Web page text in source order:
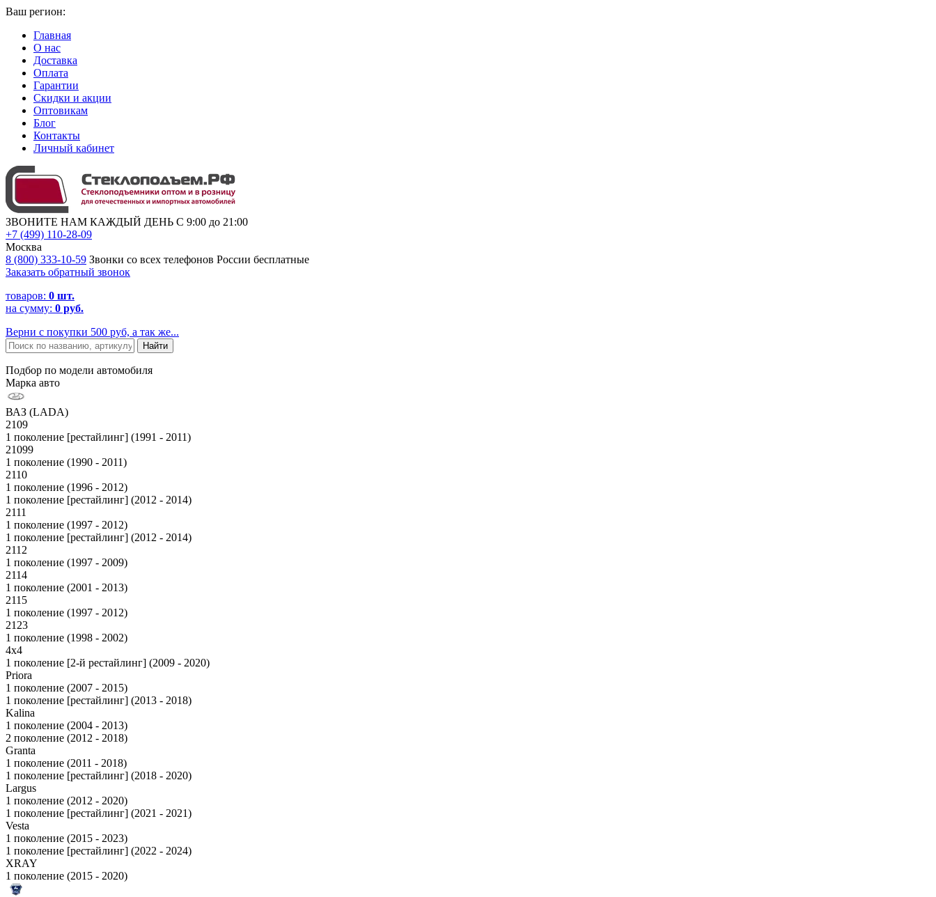
Ваш регион:
Главная
О нас
Доставка
Оплата
Гарантии
Скидки и акции
Оптовикам
Блог
Контакты
Личный кабинет
ЗВОНИТЕ НАМ КАЖДЫЙ ДЕНЬ С 9:00 до 21:00
+7 (499) 110-28-09
Москва
8 (800) 333-10-59 Звонки со всех телефонов России бесплатные
Заказать обратный звонок
товаров: 0 шт.
на сумму: 0 руб.
Верни с покупки 500 руб, а так же...
Подбор по модели автомобиля
Марка авто
ВАЗ (LADA)
2109
1 поколение [рестайлинг] (1991 - 2011)
21099
1 поколение (1990 - 2011)
2110
1 поколение (1996 - 2012)
1 поколение [рестайлинг] (2012 - 2014)
2111
1 поколение (1997 - 2012)
1 поколение [рестайлинг] (2012 - 2014)
2112
1 поколение (1997 - 2009)
2114
1 поколение (2001 - 2013)
2115
1 поколение (1997 - 2012)
2123
1 поколение (1998 - 2002)
4x4
1 поколение [2-й рестайлинг] (2009 - 2020)
Priora
1 поколение (2007 - 2015)
1 поколение [рестайлинг] (2013 - 2018)
Kalina
1 поколение (2004 - 2013)
2 поколение (2012 - 2018)
Granta
1 поколение (2011 - 2018)
1 поколение [рестайлинг] (2018 - 2020)
Largus
1 поколение (2012 - 2020)
1 поколение [рестайлинг] (2021 - 2021)
Vesta
1 поколение (2015 - 2023)
1 поколение [рестайлинг] (2022 - 2024)
XRAY
1 поколение (2015 - 2020)